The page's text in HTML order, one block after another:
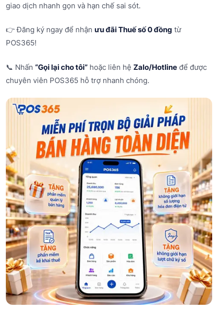
giao dịch nhanh gọn và hạn chế sai sót.
👉 Đăng ký ngay để nhận ưu đãi Thuế số 0 đồng từ
POS365!
📞 Nhấn “Gọi lại cho tôi” hoặc liên hệ Zalo/Hotline để được
chuyên viên POS365 hỗ trợ nhanh chóng.